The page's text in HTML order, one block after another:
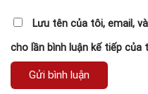
Lưu tên của tôi, email,
cho lần bình luận kế tiếp của